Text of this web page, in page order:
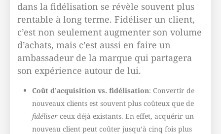
dans la fidélisation se révèle souvent plus
rentable à long terme. Fidéliser un client,
c’est non seulement augmenter son volume
d’achats, mais c’est aussi en faire un
ambassadeur de la marque qui partagera
son expérience autour de lui.
Coût d’acquisition vs. fidélisation: Convertir de
nouveaux clients est souvent plus coûteux que de
fidéliser ceux déjà existants. En effet, acquérir un
nouveau client peut coûter jusqu’à cinq fois plus